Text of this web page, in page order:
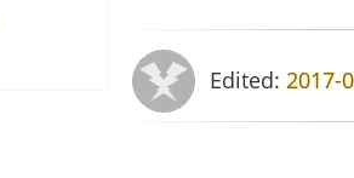
Edited: 2017-